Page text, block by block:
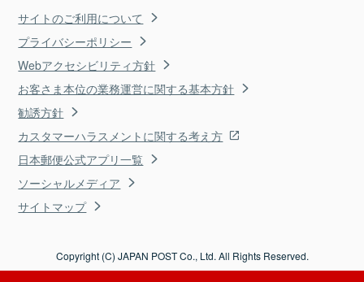
サイトのご利用について
プライバシーポリシー
Webアクセシビリティ方針
お客さま本位の業務運営に関する基本方針
勧誘方針
カスタマーハラスメントに関する考え方
日本郵便公式アプリ一覧
ソーシャルメディア
サイトマップ
Copyright (C) JAPAN POST Co., Ltd. All Rights Reserved.